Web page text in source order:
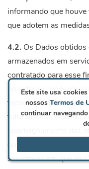
Este site usa
nossos Termos de
continuar
informando que
que adotem as
4.2. Os Dados obtidos
armazenados em
contratado para esse
no exterior, podendo
tecnologia de cloud
futuramente, visando
aperfeiçoamento das
que os terceiros que
servidores em que os